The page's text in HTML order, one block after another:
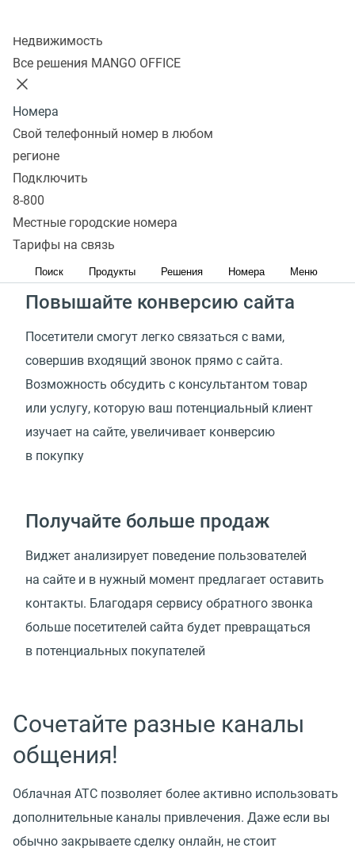
Недвижимость
Все решения MANGO OFFICE
Номера
Свой телефонный номер в любом
регионе
Подключить
8-800
Местные городские номера
Тарифы на связь
Поиск Продукты Решения Номера Меню
Установите виджет
Обратного звонка
Увеличьте количество звонков
Потенциальные клиенты могут уйти и выбрать
Сервис обратного звонка— отличная возможность
Повышайте конверсию сайта
Посетители смогут легко связаться с вами,
совершив входящий звонок прямо с сайта.
Возможность обсудить с консультантом товар
или услугу, которую ваш потенциальный клиент
изучает на сайте, увеличивает конверсию
в покупку
Получайте больше продаж
Виджет анализирует поведение пользователей
на сайте и в нужный момент предлагает оставить
контакты. Благодаря сервису обратного звонка
больше посетителей сайта будет превращаться
в потенциальных покупателей
Сочетайте разные каналы
общения!
Облачная АТС позволяет более активно использовать
дополнительные каналы привлечения. Даже если вы
обычно закрываете сделку онлайн, не стоит